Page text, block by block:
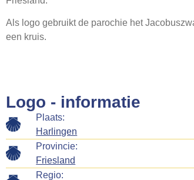
Als logo gebruikt de parochie het
een kruis.
Logo - informatie
Plaats:
Harlingen
Provincie:
Friesland
Regio: